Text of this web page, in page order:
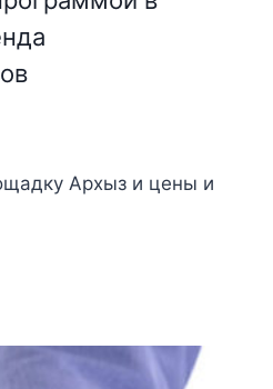
Архыз и цены и